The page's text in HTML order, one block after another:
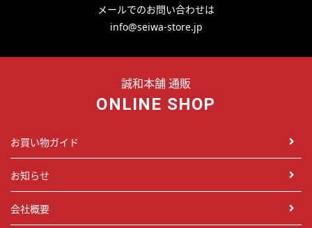
メールでのお問い合わせは
info@seiwa-store.jp
誠和本舗 通販
ONLINE SHOP
お買い物ガイド
お知らせ
会社概要